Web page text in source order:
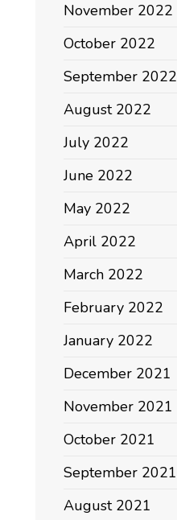
November 2022
October 2022
September 2022
August 2022
July 2022
June 2022
May 2022
April 2022
March 2022
February 2022
January 2022
December 2021
November 2021
October 2021
September 2021
August 2021